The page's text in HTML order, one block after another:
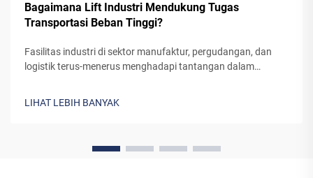
Bagaimana Lift Industri Mendukung Tugas
Transportasi Beban Tinggi?
Fasilitas industri di sektor manufaktur, pergudangan, dan
logistik terus-menerus menghadapi tantangan dalam
LIHAT LEBIH BANYAK